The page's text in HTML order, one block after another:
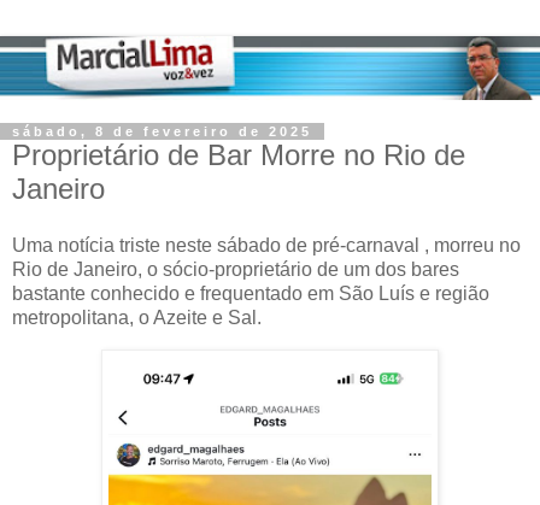
sábado, 8 de fevereiro de 2025
Proprietário de Bar Morre no Rio de
Janeiro
Uma notícia triste neste sábado de pré-carnaval , morreu no
Rio de Janeiro, o sócio-proprietário de um dos bares
bastante conhecido e frequentado em São Luís e região
metropolitana, o Azeite e Sal.